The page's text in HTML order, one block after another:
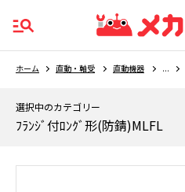
ホーム 直動・軸受 直動機器 ...
選択中のカテゴリー
ﾌﾗﾝｼﾞ付ﾛﾝｸﾞ形(防錆)MLFL